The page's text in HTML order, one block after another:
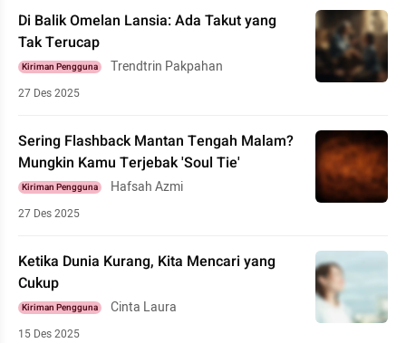
Di Balik Omelan Lansia: Ada Takut yang
Tak Terucap
Kiriman Pengguna Trendtrin Pakpahan
27 Des 2025
Sering Flashback Mantan Tengah Malam?
Mungkin Kamu Terjebak 'Soul Tie'
Kiriman Pengguna Hafsah Azmi
27 Des 2025
Ketika Dunia Kurang, Kita Mencari yang
Cukup
Kiriman Pengguna Cinta Laura
15 Des 2025